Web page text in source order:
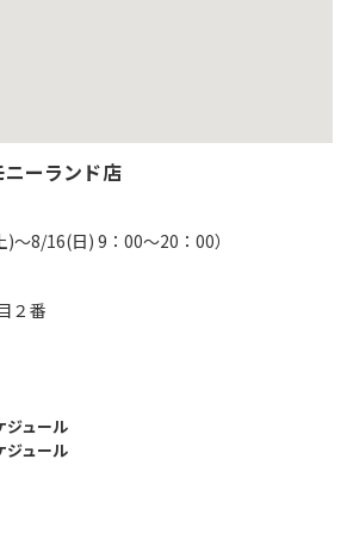
ーランド店
8/16(日) 9：00～20：00）
２番
ジュール
ジュール